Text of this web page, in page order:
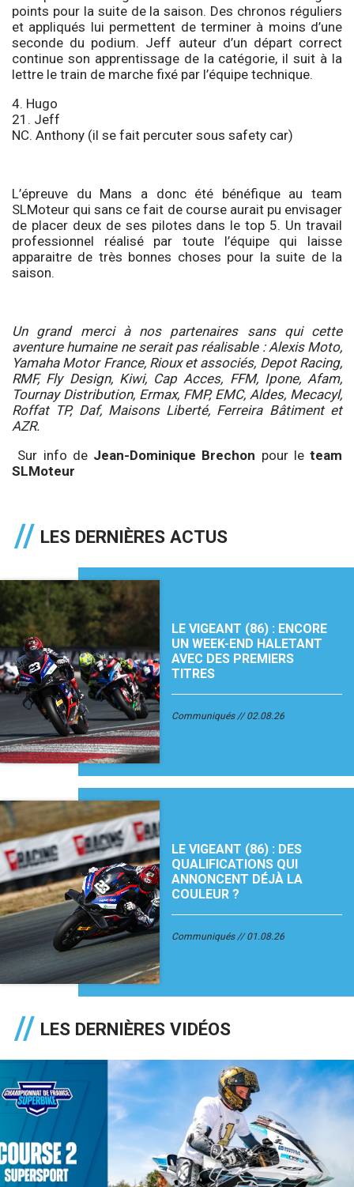
points pour la suite de la saison. Des chronos réguliers
et appliqués lui permettent de terminer à moins d’une
seconde du podium. Jeff auteur d’un départ correct
continue son apprentissage de la catégorie, il suit à la
lettre le train de marche fixé par l’équipe technique.
4. Hugo
21. Jeff
NC. Anthony (il se fait percuter sous safety car)
L’épreuve du Mans a donc été bénéfique au team
SLMoteur qui sans ce fait de course aurait pu envisager
de placer deux de ses pilotes dans le top 5. Un travail
professionnel réalisé par toute l’équipe qui laisse
apparaitre de très bonnes choses pour la suite de la
saison.
Un grand merci à nos partenaires sans qui cette
aventure humaine ne serait pas réalisable : Alexis Moto,
Yamaha Motor France, Rioux et associés, Depot Racing,
RMF, Fly Design, Kiwi, Cap Acces, FFM, Ipone, Afam,
Tournay Distribution, Ermax, FMP, EMC, Aldes, Mecacyl,
Roffat TP, Daf, Maisons Liberté, Ferreira Bâtiment et
AZR.
Sur info de Jean-Dominique Brechon pour le team
SLMoteur
LES DERNIÈRES ACTUS
LE VIGEANT (86) : ENCORE
UN WEEK-END HALETANT
AVEC DES PREMIERS
TITRES
Communiqués 02.08.26
LE VIGEANT (86) : DES
QUALIFICATIONS QUI
ANNONCENT DÉJÀ LA
COULEUR ?
Communiqués 01.08.26
LES DERNIÈRES VIDÉOS